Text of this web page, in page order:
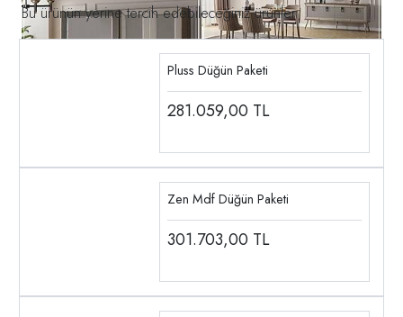
Bu ürünün yerine tercih edebileceğiniz ürünler
Pluss Düğün Paketi
281.059,00 TL
Zen Mdf Düğün Paketi
301.703,00 TL